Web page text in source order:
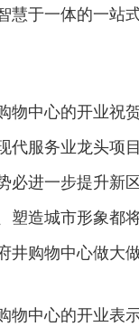
慧于一体的一站
中心的开业祝
代服务业龙头项
必进一步提升新
造城市形象都
井购物中心做大
中心的开业表